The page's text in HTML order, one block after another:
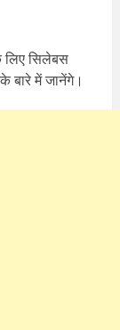
लिए सिलेबस
में जानेंगे।